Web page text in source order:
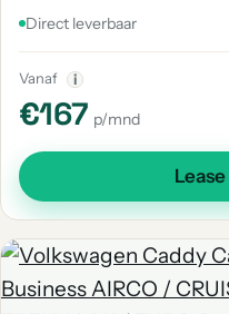
Direct leverbaar
Vanaf i
€167 p/mnd